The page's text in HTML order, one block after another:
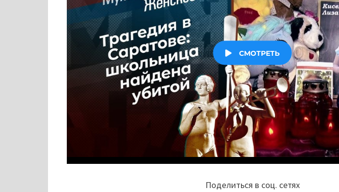
Поделиться в соц. сетях